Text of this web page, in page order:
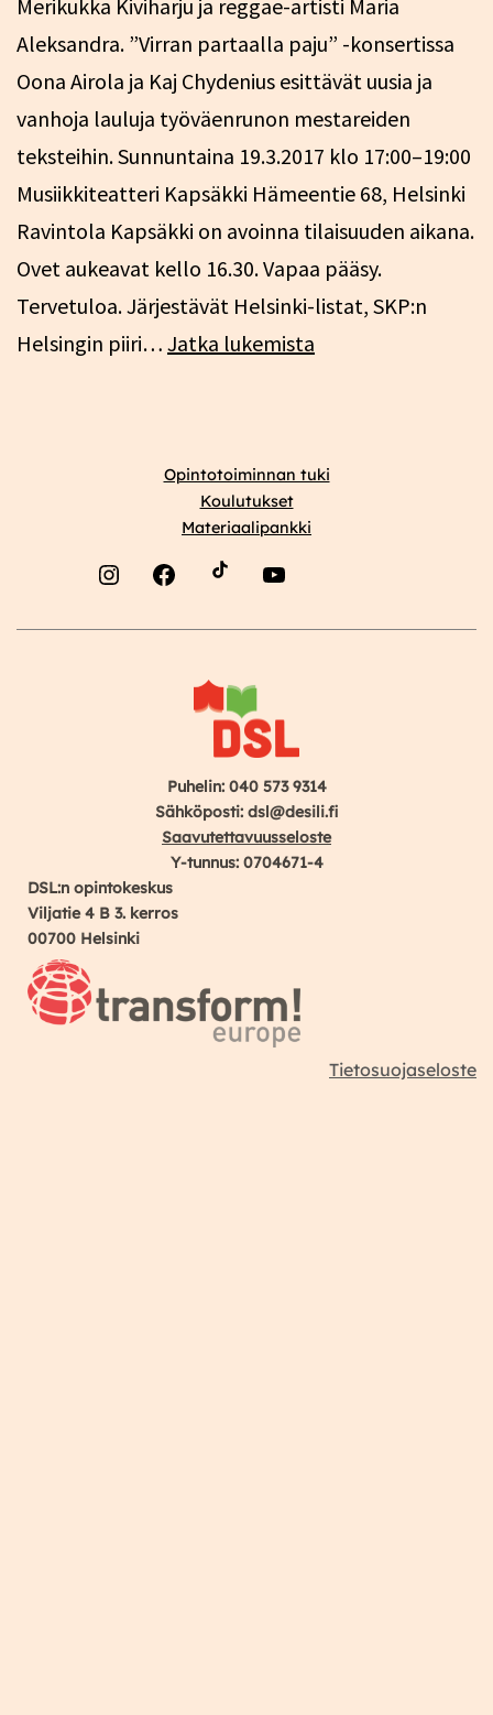
Merikukka Kiviharju ja reggae-artisti Maria
Aleksandra. ”Virran partaalla paju” -konsertissa
Oona Airola ja Kaj Chydenius esittävät uusia ja
vanhoja lauluja työväenrunon mestareiden
teksteihin. Sunnuntaina 19.3.2017 klo 17:00–19:00
Musiikkiteatteri Kapsäkki Hämeentie 68, Helsinki
Ravintola Kapsäkki on avoinna tilaisuuden aikana.
Ovet aukeavat kello 16.30. Vapaa pääsy.
Tervetuloa. Järjestävät Helsinki-listat, SKP:n
Helsingin piiri… Jatka lukemista
myytävänä!
Opintotoiminnan tuki
Koulutukset
Materiaalipankki
Puhelin: 040 573 9314
Sähköposti: dsl@desili.fi
Saavutettavuusseloste
Y-tunnus: 0704671-4
DSL:n opintokeskus
Viljatie 4 B 3. kerros
00700 Helsinki
Tietosuojaseloste